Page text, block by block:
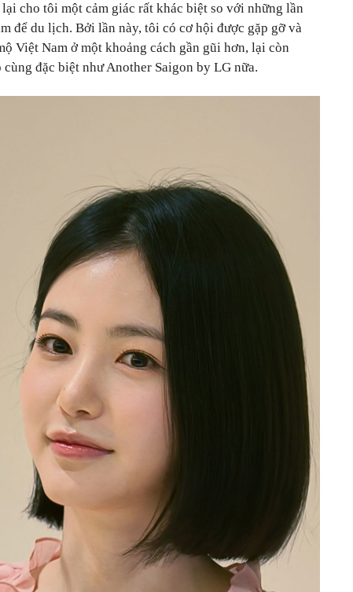
cho tôi một cảm giác rất khác biệt so với những lần
để du lịch. Bởi lần này, tôi có cơ hội được gặp gỡ và
Việt Nam ở một khoảng cách gần gũi hơn, lại còn
đặc biệt như Another Saigon by LG nữa.